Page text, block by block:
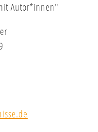
Autor*innen"